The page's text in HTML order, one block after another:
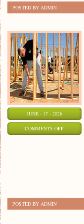
POSTED BY ADMIN
JUNE - 17 - 2026
COMMENTS OFFON
POSTED BY ADMIN